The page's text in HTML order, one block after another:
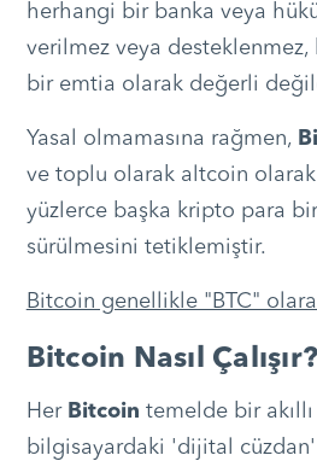
herhangi bir banka veya
verilmez veya
bir emtia olarak değerli
Yasal olmamasına rağmen,
ve toplu olarak altcoin olarak
yüzlerce başka kripto para
sürülmesini tetiklemiştir.
Bitcoin genellikle "BTC"
Bitcoin Nasıl Çalışır?
Her Bitcoin temelde bir
bilgisayardaki 'dijital cüzdan'